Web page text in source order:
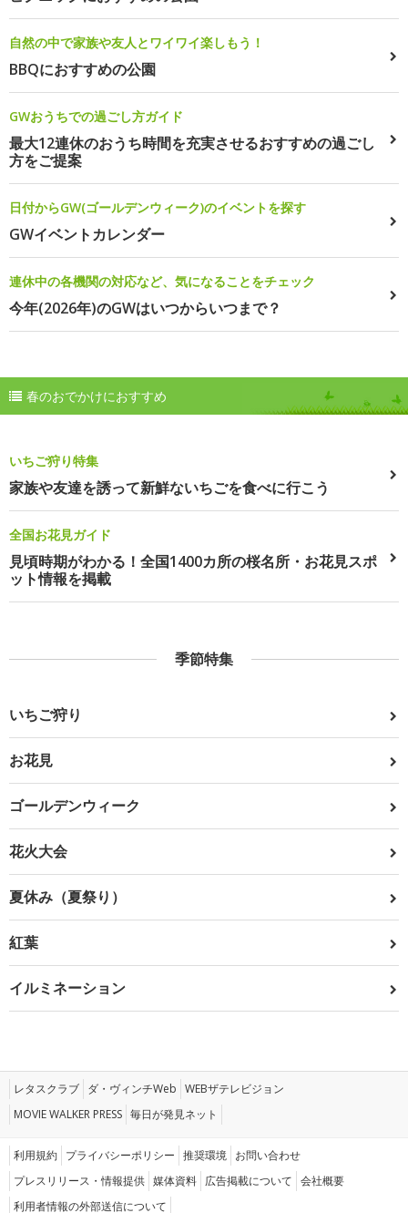
自然の中で家族や友人とワイワイ楽しもう！
BBQにおすすめの公園
GWおうちでの過ごし方ガイド
最大12連休のおうち時間を充実させるおすすめの過ごし
方をご提案
日付からGW(ゴールデンウィーク)のイベントを探す
GWイベントカレンダー
連休中の各機関の対応など、気になることをチェック
今年(2026年)のGWはいつからいつまで？
春のおでかけにおすすめ
いちご狩り特集
家族や友達を誘って新鮮ないちごを食べに行こう
全国お花見ガイド
見頃時期がわかる！全国1400カ所の桜名所・お花見スポ
ット情報を掲載
季節特集
いちご狩り
お花見
ゴールデンウィーク
花火大会
夏休み（夏祭り）
紅葉
イルミネーション
レタスクラブ ダ・ヴィンチWeb WEBザテレビジョン
MOVIE WALKER PRESS 毎日が発見ネット
利用規約 プライバシーポリシー 推奨環境 お問い合わせ
プレスリリース・情報提供 媒体資料 広告掲載について 会社概要
利用者情報の外部送信について